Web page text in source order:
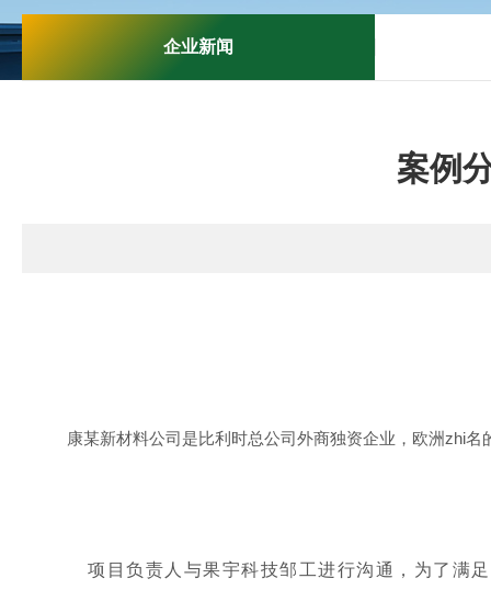
企业新闻
案例
康某新材料公司是比利时总公司外商独资企业，欧洲zhi名
项目负责人与果宇科技邹工进行沟通，为了满